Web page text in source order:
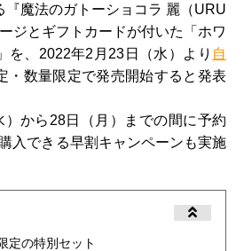
『魔法のガトーショコラ 麗（URU
ジとギフトカードが付いた「ホワ
を、2022年2月23日（水）より 自
・数量限定で発売開始すると発表
）から28日（月）までの間に予約
入できる早割キャンペーンも実施
定の特別セット